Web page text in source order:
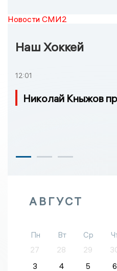
Новости СМИ2
Наш Хоккей
12:01
Николай Кныжов
АВГУСТ
Пн Вт Ср
27
28 29
3
4 5 6